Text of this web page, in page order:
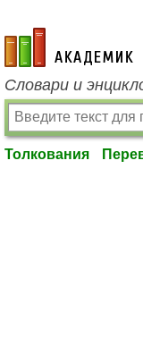
academic.ru
Словари и
Толкования